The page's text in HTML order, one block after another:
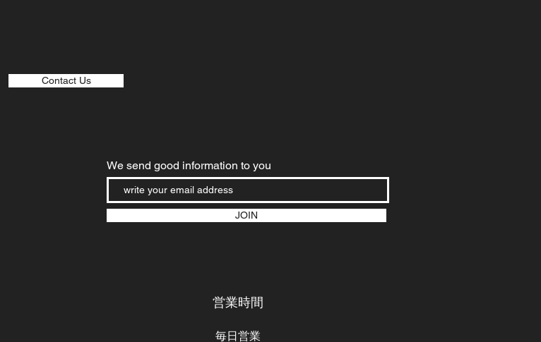
Contact Us
We send good information to you
JOIN
営業時間
毎日営業